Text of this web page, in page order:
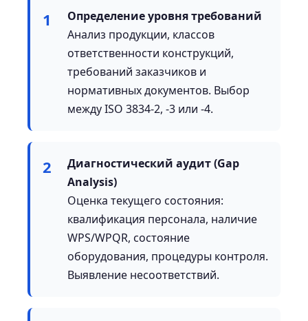
1
Определение уровня требований
Анализ продукции, классов
ответственности конструкций,
требований заказчиков и
нормативных документов. Выбор
между ISO 3834-2, -3 или -4.
2
Диагностический аудит (Gap
Analysis)
Оценка текущего состояния:
квалификация персонала, наличие
WPS/WPQR, состояние
оборудования, процедуры контроля.
Выявление несоответствий.